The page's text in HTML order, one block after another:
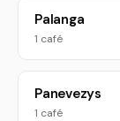
Palanga
1 café
Panevezys
1 café